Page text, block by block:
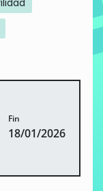
Fin
18/01/2026